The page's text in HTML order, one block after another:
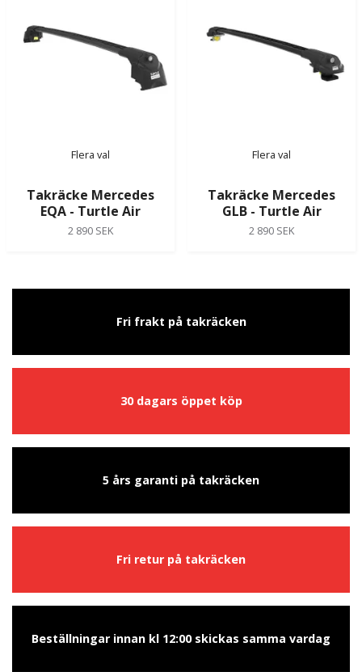
Flera val
Takräcke Mercedes
EQA - Turtle Air
2 890 SEK
Flera val
Takräcke Mercedes
GLB - Turtle Air
2 890 SEK
Fri frakt på takräcken
30 dagars öppet köp
5 års garanti på takräcken
Fri retur på takräcken
Beställningar innan kl 12:00 skickas samma vardag